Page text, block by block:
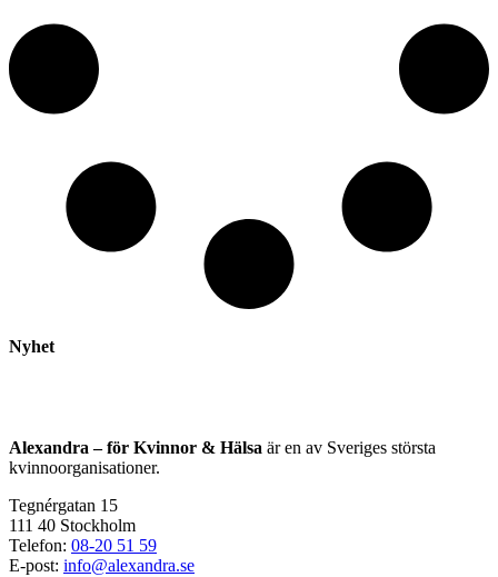
Nyhet
Alexandra – för Kvinnor & Hälsa är en av Sveriges största
kvinnoorganisationer.
Tegnérgatan 15
111 40 Stockholm
Telefon: 08-20 51 59
E-post: info@alexandra.se